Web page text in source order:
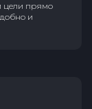
цели прямо
и